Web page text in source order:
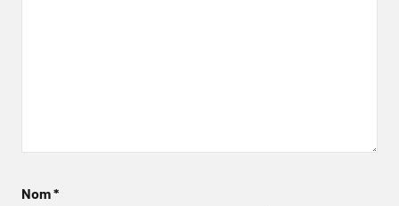
Nom*